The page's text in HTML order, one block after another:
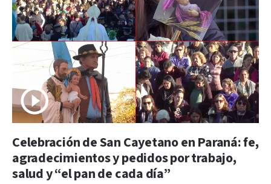
Celebración de San Cayetano en Paraná: fe,
agradecimientos y pedidos por trabajo,
salud y “el pan de cada día”